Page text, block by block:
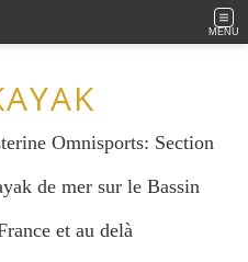
MENU
Omnisports: Section
de mer sur le Bassin
et au delà